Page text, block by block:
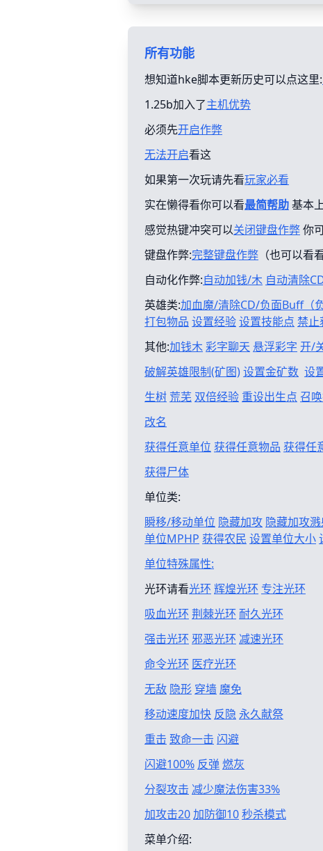
所有功能
想知道hke脚本更新历史可以点这里:
1.25b加入了主机优势
必须先开启作弊
无法开启看这
如果第一次玩请先看玩家必看
实在懒得看你可以看最简帮助基本
感觉热键冲突可以关闭键盘作弊你
键盘作弊:完整键盘作弊 （也可以看
自动化作弊:自动加钱/木 自动清除
英雄类:加血魔/清除CD/负面Buff（
打包物品 设置经验设置技能点 禁止
其他:加钱木彩字聊天 悬浮彩字 开/
破解英雄限制(矿图)设置金矿数 设
生树 荒芜 双倍经验 重设出生点 召
改名
获得任意单位 获得任意物品 获得任
获得尸体
单位类:
瞬移/移动单位 隐藏加攻 隐藏加攻
单位MPHP 获得农民 设置单位大小
单位特殊属性:
光环请看光环 辉煌光环 专注光环
吸血光环 荆棘光环 耐久光环
强击光环 邪恶光环 减速光环
命令光环 医疗光环
无敌 隐形 穿墙 魔免
移动速度加快 反隐 永久献祭
重击 致命一击 闪避
闪避100% 反弹燃灰
分裂攻击 减少魔法伤害33%
加攻击20加防御10秒杀模式
菜单介绍: